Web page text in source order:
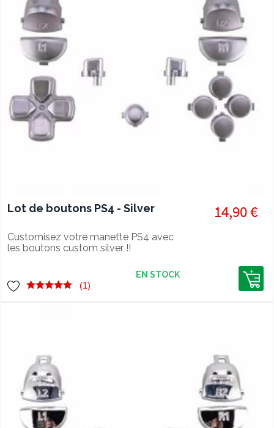
Lot de boutons PS4 - Silver
Customisez votre manette PS4 avec
les boutons custom silver !!
14,90 €
(1)
EN STOCK